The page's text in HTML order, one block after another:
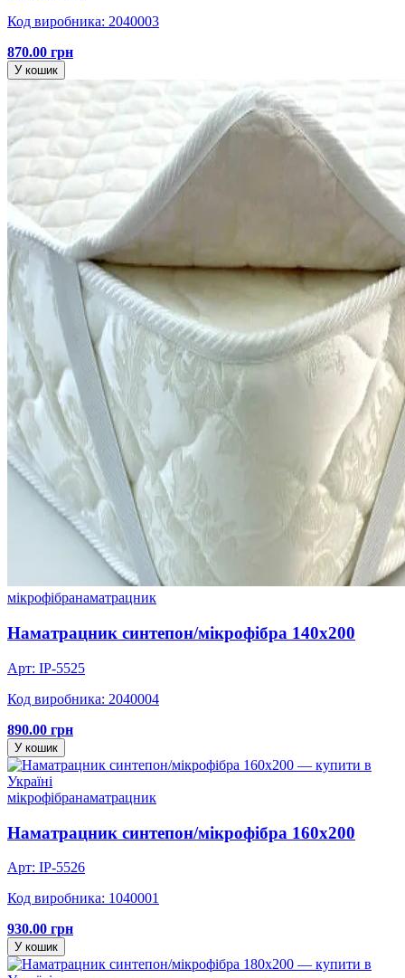
Код виробника: 2040003
870.00 грн
У кошик
мікрофібранаматрацник
Наматрацник синтепон/мікрофібра 140х200
Арт: IP-5525
Код виробника: 2040004
890.00 грн
У кошик
мікрофібранаматрацник
Наматрацник синтепон/мікрофібра 160х200
Арт: IP-5526
Код виробника: 1040001
930.00 грн
У кошик